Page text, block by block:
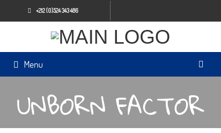
+212 (0)524 343 486
Menu
UNBORN FACTOR